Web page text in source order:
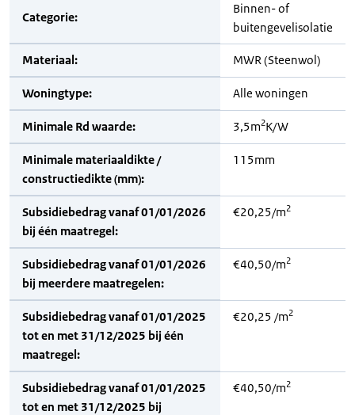
Categorie:
Binnen- of
buitengevelisolatie
Materiaal: MWR (Steenwol)
Woningtype: Alle woningen
Minimale Rd waarde: 3,5m2K/W
Minimale materiaaldikte /
constructiedikte (mm):
115mm
Subsidiebedrag vanaf 01/01/2026
bij één maatregel:
€20,25/m2
Subsidiebedrag vanaf 01/01/2026
bij meerdere maatregelen:
€40,50/m2
Subsidiebedrag vanaf 01/01/2025
tot en met 31/12/2025 bij één
maatregel:
€20,25 /m2
Subsidiebedrag vanaf 01/01/2025
tot en met 31/12/2025 bij
€40,50/m2